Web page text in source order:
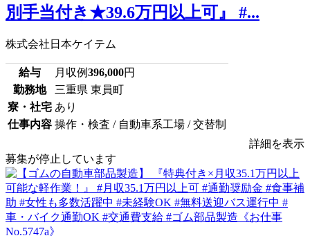
別手当付き★39.6万円以上可』 #...
株式会社日本ケイテム
給与 月収例396,000円
勤務地
三重県 東員町
寮・社宅 あり
仕事内容 操作・検査 / 自動車系工場 / 交替制
詳細を表示
募集が停止しています